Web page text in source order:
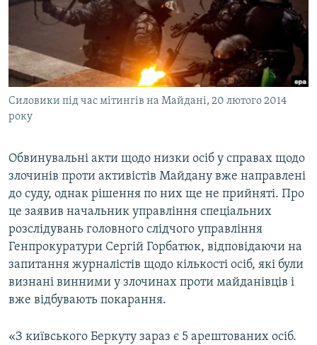
ФОТО
СПЕЦПРОЄКТИ
ПОДКАСТИ
КРИМ РЕАЛІЇ
РУС
КТАТ
ДОЛУЧАЙСЯ!
Усі сайти RFE/RL
Силовики під час мітингів на Майдані, 20 лютого 2014
року
Обвинувальні акти щодо низки осіб у справах щодо
злочинів проти активістів Майдану вже направлені
до суду, однак рішення по них ще не прийняті. Про
це заявив начальник управління спеціальних
розслідувань головного слідчого управління
Генпрокуратури Сергій Горбатюк, відповідаючи на
запитання журналістів щодо кількості осіб, які були
визнані винними у злочинах проти майданівців і
вже відбувають покарання.
«З київського Беркуту зараз є 5 арештованих осіб.